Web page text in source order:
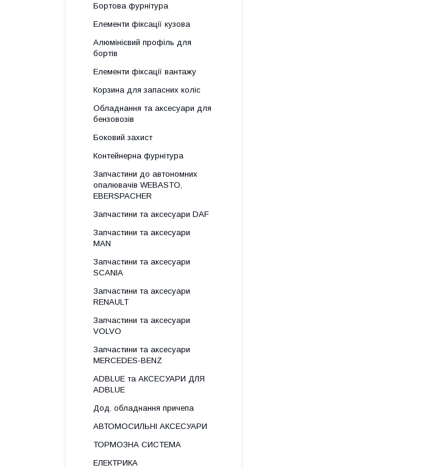
Бортова фурнітура
Елементи фіксації кузова
Алюмінієвий профіль для
бортів
Елементи фіксації вантажу
Корзина для запасних коліс
Обладнання та аксесуари для
бензовозів
Боковий захист
Контейнерна фурнітура
Запчастини до автономних
опалювачів WEBASTO,
EBERSPACHER
Запчастини та аксесуари DAF
Запчастини та аксесуари
MAN
Запчастини та аксесуари
SCANIA
Запчастини та аксесуари
RENAULT
Запчастини та аксесуари
VOLVO
Запчастини та аксесуари
MERCEDES-BENZ
ADBLUE та АКСЕСУАРИ ДЛЯ
ADBLUE
Дод. обладнання причепа
АВТОМОСИЛЬНІ АКСЕСУАРИ
ТОРМОЗНА СИСТЕМА
ЕЛЕКТРИКА